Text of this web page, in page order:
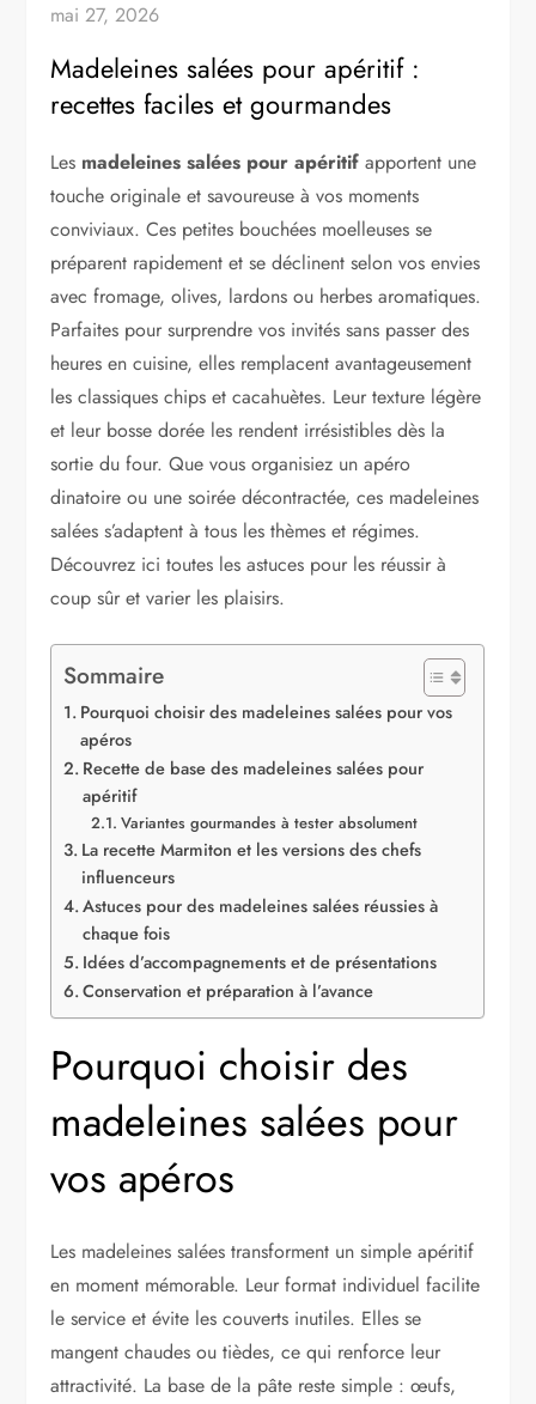
mai 27, 2026
Madeleines salées pour apéritif :
recettes faciles et gourmandes
Les madeleines salées pour apéritif apportent une
touche originale et savoureuse à vos moments
conviviaux. Ces petites bouchées moelleuses se
préparent rapidement et se déclinent selon vos envies
avec fromage, olives, lardons ou herbes aromatiques.
Parfaites pour surprendre vos invités sans passer des
heures en cuisine, elles remplacent avantageusement
les classiques chips et cacahuètes. Leur texture légère
et leur bosse dorée les rendent irrésistibles dès la
sortie du four. Que vous organisiez un apéro
dinatoire ou une soirée décontractée, ces madeleines
salées s’adaptent à tous les thèmes et régimes.
Découvrez ici toutes les astuces pour les réussir à
coup sûr et varier les plaisirs.
Sommaire
Pourquoi choisir des madeleines salées pour vos
apéros
Recette de base des madeleines salées pour
apéritif
Variantes gourmandes à tester absolument
La recette Marmiton et les versions des chefs
influenceurs
Astuces pour des madeleines salées réussies à
chaque fois
Idées d’accompagnements et de présentations
Conservation et préparation à l’avance
Pourquoi choisir des
madeleines salées pour
vos apéros
Les madeleines salées transforment un simple apéritif
en moment mémorable. Leur format individuel facilite
le service et évite les couverts inutiles. Elles se
mangent chaudes ou tièdes, ce qui renforce leur
attractivité. La base de la pâte reste simple : œufs,